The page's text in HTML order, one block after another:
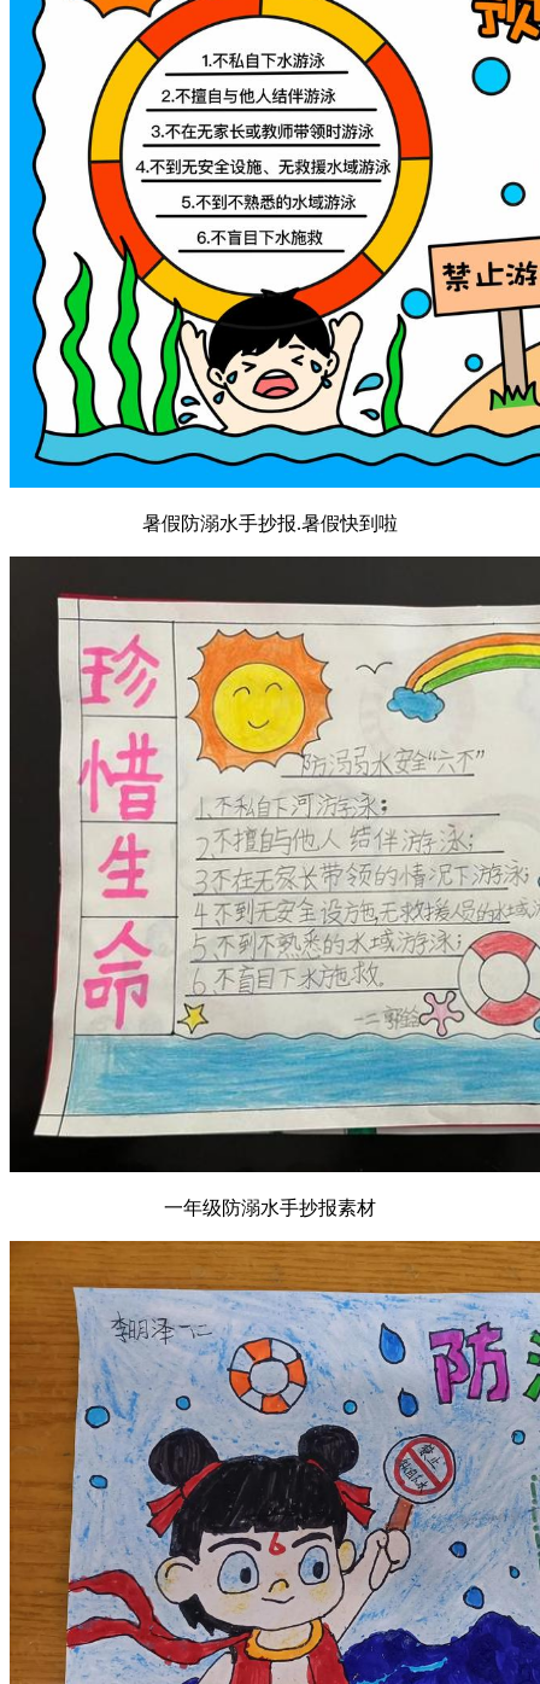
暑假防溺水手抄报.暑假快到啦
一年级防溺水手抄报素材